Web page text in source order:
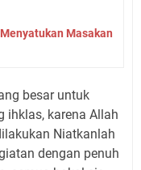
Masakan
besar untuk
ihklas, karena Allah
Niatkanlah
dengan penuh